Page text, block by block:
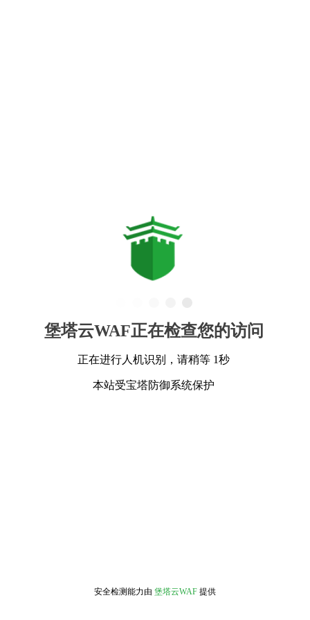
堡塔云WAF正在检查您的访问
正在进行人机识别，请稍等 1秒
本站受宝塔防御系统保护
安全检测能力由 堡塔云WAF 提供